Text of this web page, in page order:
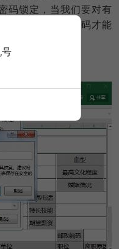
码锁定，当我们要对有
，会提示需要密码才能
写。
号